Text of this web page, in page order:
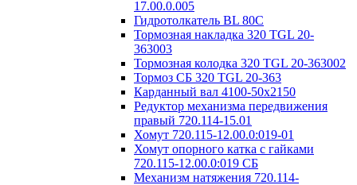
17.00.0.005
Гидротолкатель BL 80C
Тормозная накладка 320 TGL 20-
363003
Тормозная колодка 320 TGL 20-363002
Тормоз СБ 320 TGL 20-363
Карданный вал 4100-50х2150
Редуктор механизма передвижения
правый 720.114-15.01
Хомут 720.115-12.00.0:019-01
Хомут опорного катка с гайками
720.115-12.00.0:019 СБ
Механизм натяжения 720.114-